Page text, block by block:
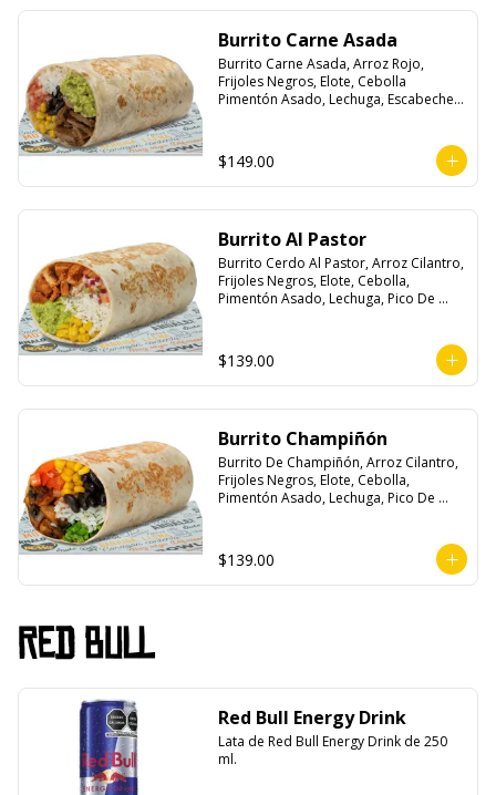
Burrito Carne Asada
Burrito Carne Asada, Arroz Rojo,
Frijoles Negros, Elote, Cebolla
Pimentón Asado, Lechuga, Escabeche
$149.00
Burrito Al Pastor
Burrito Cerdo Al Pastor, Arroz Cilantro,
Frijoles Negros, Elote, Cebolla,
Pimentón Asado, Lechuga, Pico De
$139.00
Burrito Champiñón
Burrito De Champiñón, Arroz Cilantro,
Frijoles Negros, Elote, Cebolla,
Pimentón Asado, Lechuga, Pico De
$139.00
Red Bull
Red Bull Energy Drink
Lata de Red Bull Energy Drink de 250
ml.